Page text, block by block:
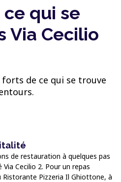
qui se
Via Cecilio
de ce qui se trouve
de restauration à quelques pas
Cecilio 2. Pour un repas
Pizzeria Il Ghiottone, à